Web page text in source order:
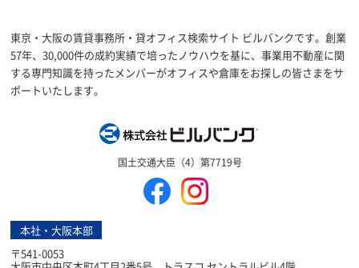
東京・大阪の賃貸事務所・貸オフィス検索サイト ビルバンクです。創業
57年、30,000件の成約実績で培ったノウハウを基に、事業用不動産に関
する専門知識を持ったメンバーがオフィスや倉庫をお探しの皆さまをサ
ポートいたします。
国土交通大臣（4）第7719号
本社・大阪本部
〒541-0053